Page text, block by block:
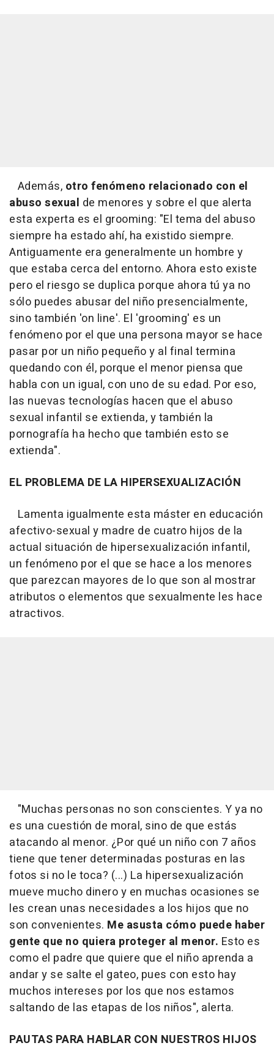
Además, otro fenómeno relacionado con el
abuso sexual de menores y sobre el que alerta
esta experta es el grooming: "El tema del abuso
siempre ha estado ahí, ha existido siempre.
Antiguamente era generalmente un hombre y
que estaba cerca del entorno. Ahora esto existe
pero el riesgo se duplica porque ahora tú ya no
sólo puedes abusar del niño presencialmente,
sino también 'on line'. El 'grooming' es un
fenómeno por el que una persona mayor se hace
pasar por un niño pequeño y al final termina
quedando con él, porque el menor piensa que
habla con un igual, con uno de su edad. Por eso,
las nuevas tecnologías hacen que el abuso
sexual infantil se extienda, y también la
pornografía ha hecho que también esto se
extienda".
EL PROBLEMA DE LA HIPERSEXUALIZACIÓN
Lamenta igualmente esta máster en educación
afectivo-sexual y madre de cuatro hijos de la
actual situación de hipersexualización infantil,
un fenómeno por el que se hace a los menores
que parezcan mayores de lo que son al mostrar
atributos o elementos que sexualmente les hace
atractivos.
"Muchas personas no son conscientes. Y ya no
es una cuestión de moral, sino de que estás
atacando al menor. ¿Por qué un niño con 7 años
tiene que tener determinadas posturas en las
fotos si no le toca? (...) La hipersexualización
mueve mucho dinero y en muchas ocasiones se
les crean unas necesidades a los hijos que no
son convenientes. Me asusta cómo puede haber
gente que no quiera proteger al menor. Esto es
como el padre que quiere que el niño aprenda a
andar y se salte el gateo, pues con esto hay
muchos intereses por los que nos estamos
saltando de las etapas de los niños", alerta.
PAUTAS PARA HABLAR CON NUESTROS HIJOS